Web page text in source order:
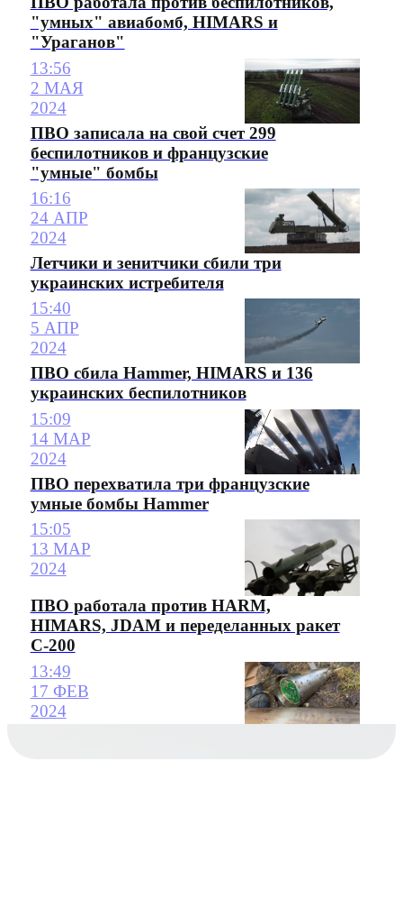
"умных" авиабомб, HIMARS и
"Ураганов"
13:56
2 МАЯ
2024
ПВО записала на свой счет 299
беспилотников и французские
"умные" бомбы
16:16
24 АПР
2024
Летчики и зенитчики сбили три
украинских истребителя
15:40
5 АПР
2024
ПВО сбила Hammer, HIMARS и 136
украинских беспилотников
15:09
14 МАР
2024
ПВО перехватила три французские
умные бомбы Hammer
15:05
13 МАР
2024
ПВО работала против HARM,
HIMARS, JDAM и переделанных ракет
С-200
13:49
17 ФЕВ
2024